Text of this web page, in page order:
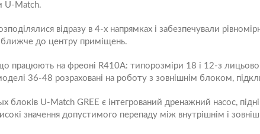
U-Match.
відразу в 4-х напрямках і забезпечували
ближче до центру приміщень.
працюють на фреоні R410A: типорозміри 18 і 12-з
36-48 розраховані на роботу з зовнішнім блоком,
блоків U-Match GREE є інтегрований дренажний насос,
значення допустимого перепаду між внутрішнім і